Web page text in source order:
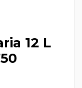
12 L